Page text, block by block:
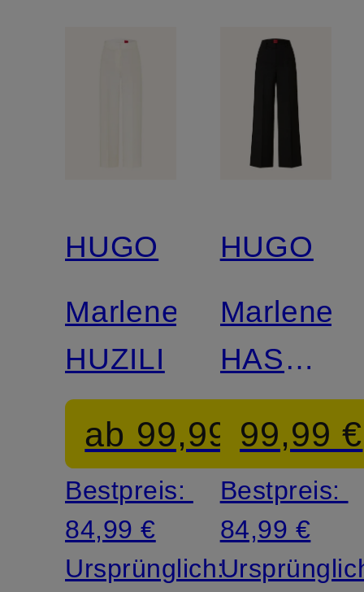
HUGO
Marlenehose
HUZILI
ab 99,99 €
Bestpreis:
84,99 €
Ursprünglich:
HUGO
HASMINA
aus
Musselin
99,99 €
Bestpreis:
84,99 €